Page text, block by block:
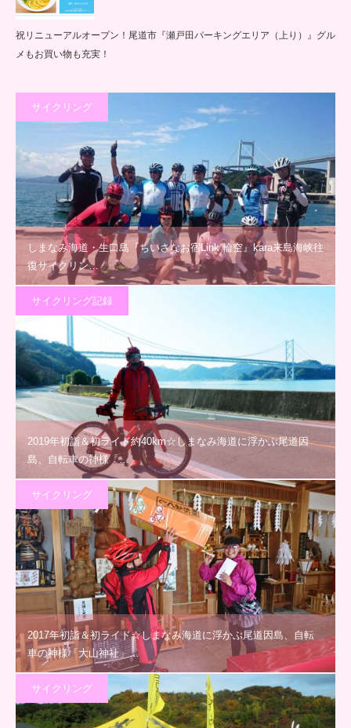
祝リニューアルオープン！尾道市『瀬戸田パーキングエリア（上り）』グル
メもお買い物も充実！
サイクリング
しまなみ海道・生口島『ちいさなお宿Link 輪空』kara来島海峡往
復サイクリン…
サイクリング記録
2019年初詣＆初ライド約40km☆しまなみ海道に浮かぶ尾道因
島、自転車の神様「…
サイクリング
2017年初詣＆初ライド☆しまなみ海道に浮かぶ尾道因島、自転
車の神様「大山神社」…
サイクリング